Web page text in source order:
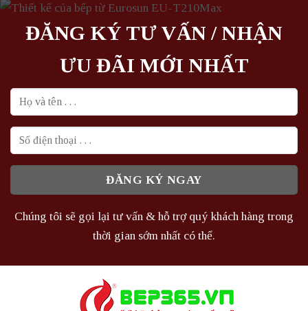
ĐĂNG KÝ TƯ VẤN / NHẬN
ƯU ĐÃI MỚI NHẤT
Chúng tôi sẽ gọi lại tư vấn & hỗ trợ quý khách hàng trong
thời gian sớm nhất có thể.